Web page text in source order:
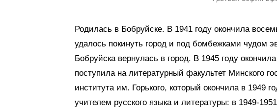
Родилась в Бобруйске. В 1941 году окончила
удалось покинуть город и под бомбежками чудом
Бобруйска вернулась в город. В 1945 году
поступила на литературный факультет Минского
института им. Горького, который окончила в 1949
учителем русского языка и литературы: в 1949-